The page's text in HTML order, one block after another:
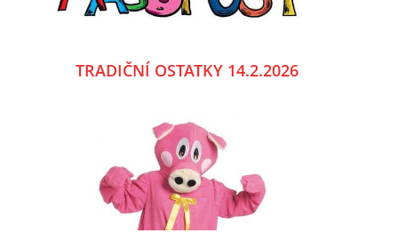
PRACE
737361186 , 732851414
© 2026 eStránky.cz |RSS
TRADIČNÍ OSTATKY 14.2.2026